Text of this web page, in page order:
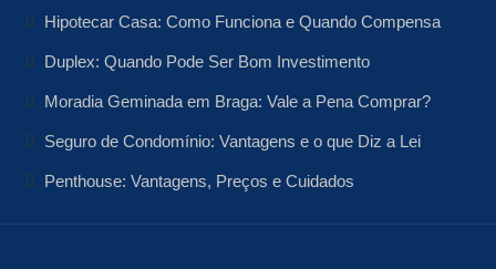
Hipotecar Casa: Como Funciona e Quando Compensa
Duplex: Quando Pode Ser Bom Investimento
Moradia Geminada em Braga: Vale a Pena Comprar?
Seguro de Condomínio: Vantagens e o que Diz a Lei
Penthouse: Vantagens, Preços e Cuidados